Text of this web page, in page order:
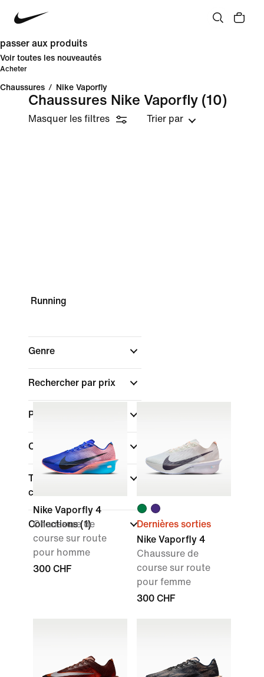
passer aux produits
Voir toutes les nouveautés
Acheter
Chaussures / Nike Vaporfly
Chaussures Nike Vaporfly (10)
Masquer les filtres Trier par
Running
Genre
Rechercher par prix
Promotions et offres
Couleur
Type de coupe des
chaussures
Collections(1)
Nike Vaporfly 4
Chaussure de
course sur route
pour homme
300 CHF
Dernières sorties
Nike Vaporfly 4
Chaussure de
course sur route
pour femme
300 CHF